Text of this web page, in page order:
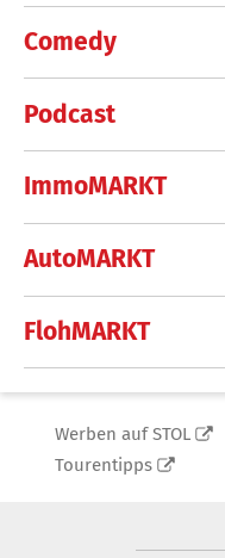
Comedy
Podcast
ImmoMARKT
AutoMARKT
FlohMARKT
Werben auf STOL
Tourentipps